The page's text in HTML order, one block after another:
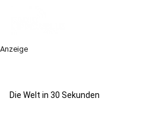
Anzeige
Die Welt in 30 Sekunden